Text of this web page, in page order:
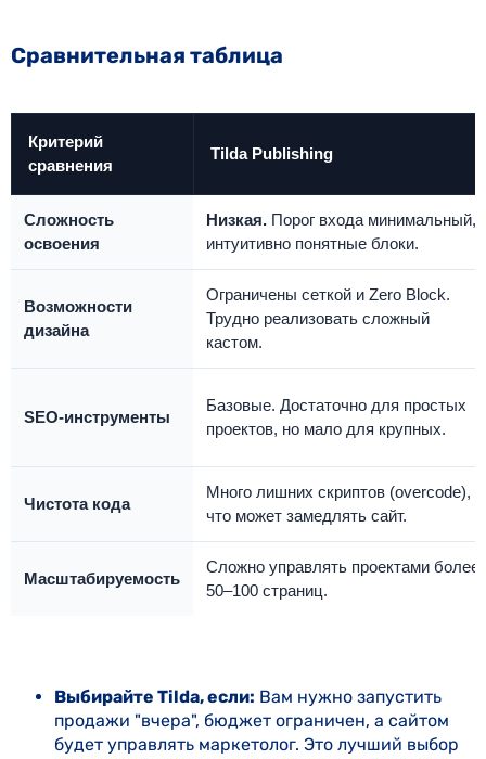
Сравнительная таблица
Критерий
сравнения
Tilda Publishing
Сложность
освоения
Низкая. Порог входа минимальный,
интуитивно понятные блоки.
Возможности
дизайна
Ограничены сеткой и Zero Block.
Трудно реализовать сложный
кастом.
SEO-инструменты
Базовые. Достаточно для простых
проектов, но мало для крупных.
Чистота кода
Много лишних скриптов (overcode),
что может замедлять сайт.
Масштабируемость
Сложно управлять проектами более
50–100 страниц.
Выбирайте Tilda, если: Вам нужно запустить
продажи "вчера", бюджет ограничен, а сайтом
будет управлять маркетолог. Это лучший выбор